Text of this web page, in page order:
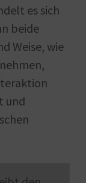
es sich
beide
Weise, wie
und